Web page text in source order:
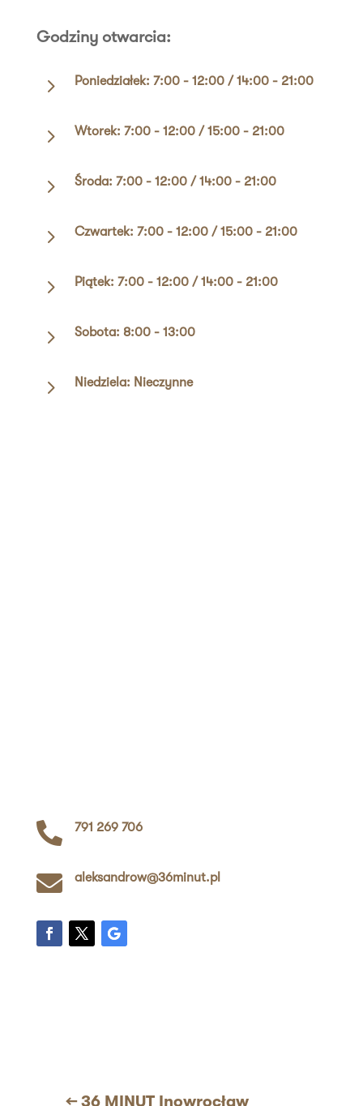
Godziny otwarcia:
5 Poniedziałek: 7:00 - 12:00 / 14:00 - 21:00
5 Wtorek: 7:00 - 12:00 / 15:00 - 21:00
5 Środa: 7:00 - 12:00 / 14:00 - 21:00
5 Czwartek: 7:00 - 12:00 / 15:00 - 21:00
5 Piątek: 7:00 - 12:00 / 14:00 - 21:00
5 Sobota: 8:00 - 13:00
5 Niedziela: Nieczynne
 791 269 706
 aleksandrow@36minut.pl
←36 MINUT Inowrocław